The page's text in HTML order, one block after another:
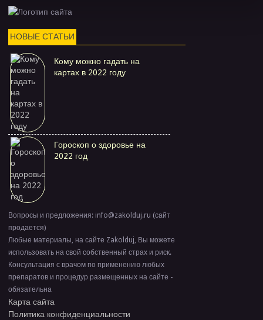
НОВЫЕ СТАТЬИ
Кому можно гадать на
картах в 2022 году
Гороскоп о здоровье на
2022 год
Вопросы и предложения: info@zakolduj.ru (сайт
продается)
Любые материалы, на сайте Zakolduj, Вы можете
использовать на свой собственный страх и риск.
Консультация с врачом по применению любых
препаратов и процедур размещенных на сайте -
обязательна
Карта сайта
Политика конфиденциальности